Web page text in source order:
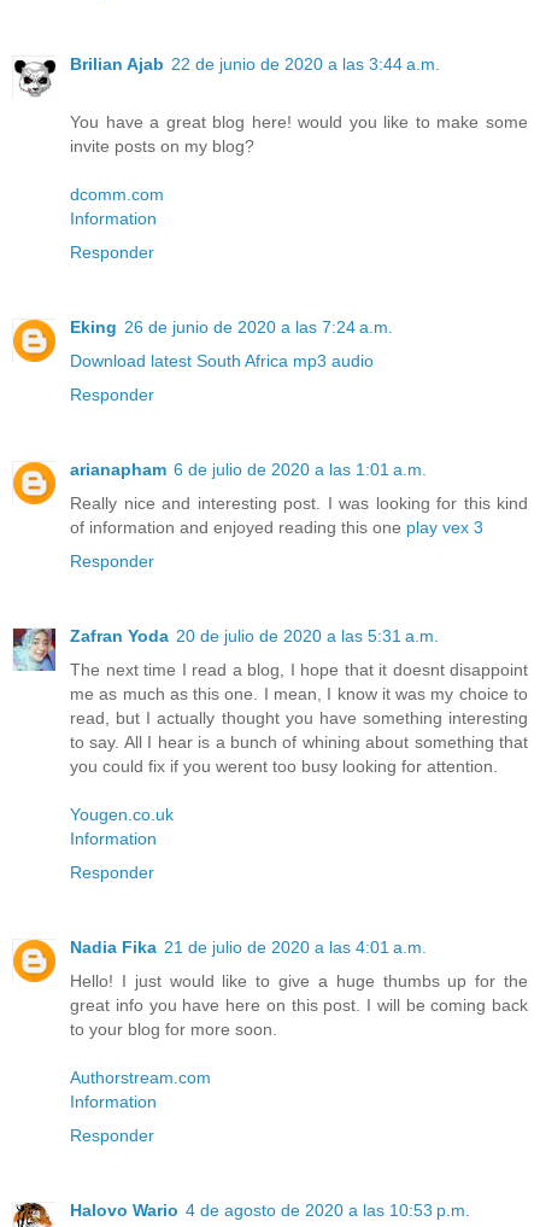
Brilian Ajab 22 de junio de 2020 a las 3:44 a.m.
You have a great blog here! would you like to make some
invite posts on my blog?
dcomm.com
Information
Responder
Eking 26 de junio de 2020 a las 7:24 a.m.
Download latest South Africa mp3 audio
Responder
arianapham 6 de julio de 2020 a las 1:01 a.m.
Really nice and interesting post. I was looking for this kind
of information and enjoyed reading this one play vex 3
Responder
Zafran Yoda 20 de julio de 2020 a las 5:31 a.m.
The next time I read a blog, I hope that it doesnt disappoint
me as much as this one. I mean, I know it was my choice to
read, but I actually thought you have something interesting
to say. All I hear is a bunch of whining about something that
you could fix if you werent too busy looking for attention.
Yougen.co.uk
Information
Responder
Nadia Fika 21 de julio de 2020 a las 4:01 a.m.
Hello! I just would like to give a huge thumbs up for the
great info you have here on this post. I will be coming back
to your blog for more soon.
Authorstream.com
Information
Responder
Halovo Wario 4 de agosto de 2020 a las 10:53 p.m.